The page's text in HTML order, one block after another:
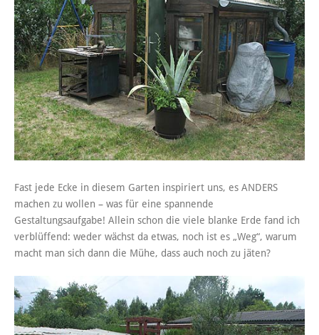
Fast jede Ecke in diesem Garten inspiriert uns, es ANDERS
machen zu wollen – was für eine spannende
Gestaltungsaufgabe! Allein schon die viele blanke Erde fand ich
verblüffend: weder wächst da etwas, noch ist es „Weg“, warum
macht man sich dann die Mühe, dass auch noch zu jäten?